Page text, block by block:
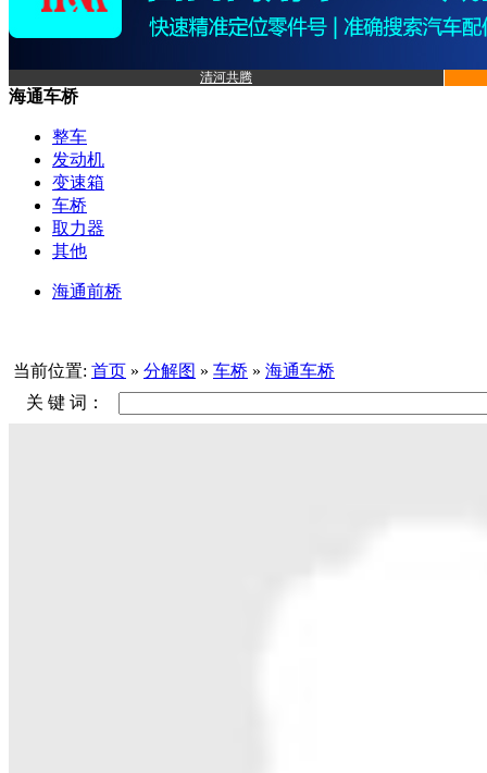
清河共腾
海通车桥
整车
发动机
变速箱
车桥
取力器
其他
海通前桥
当前位置: 首页 » 分解图 » 车桥 » 海通车桥
关 键 词：